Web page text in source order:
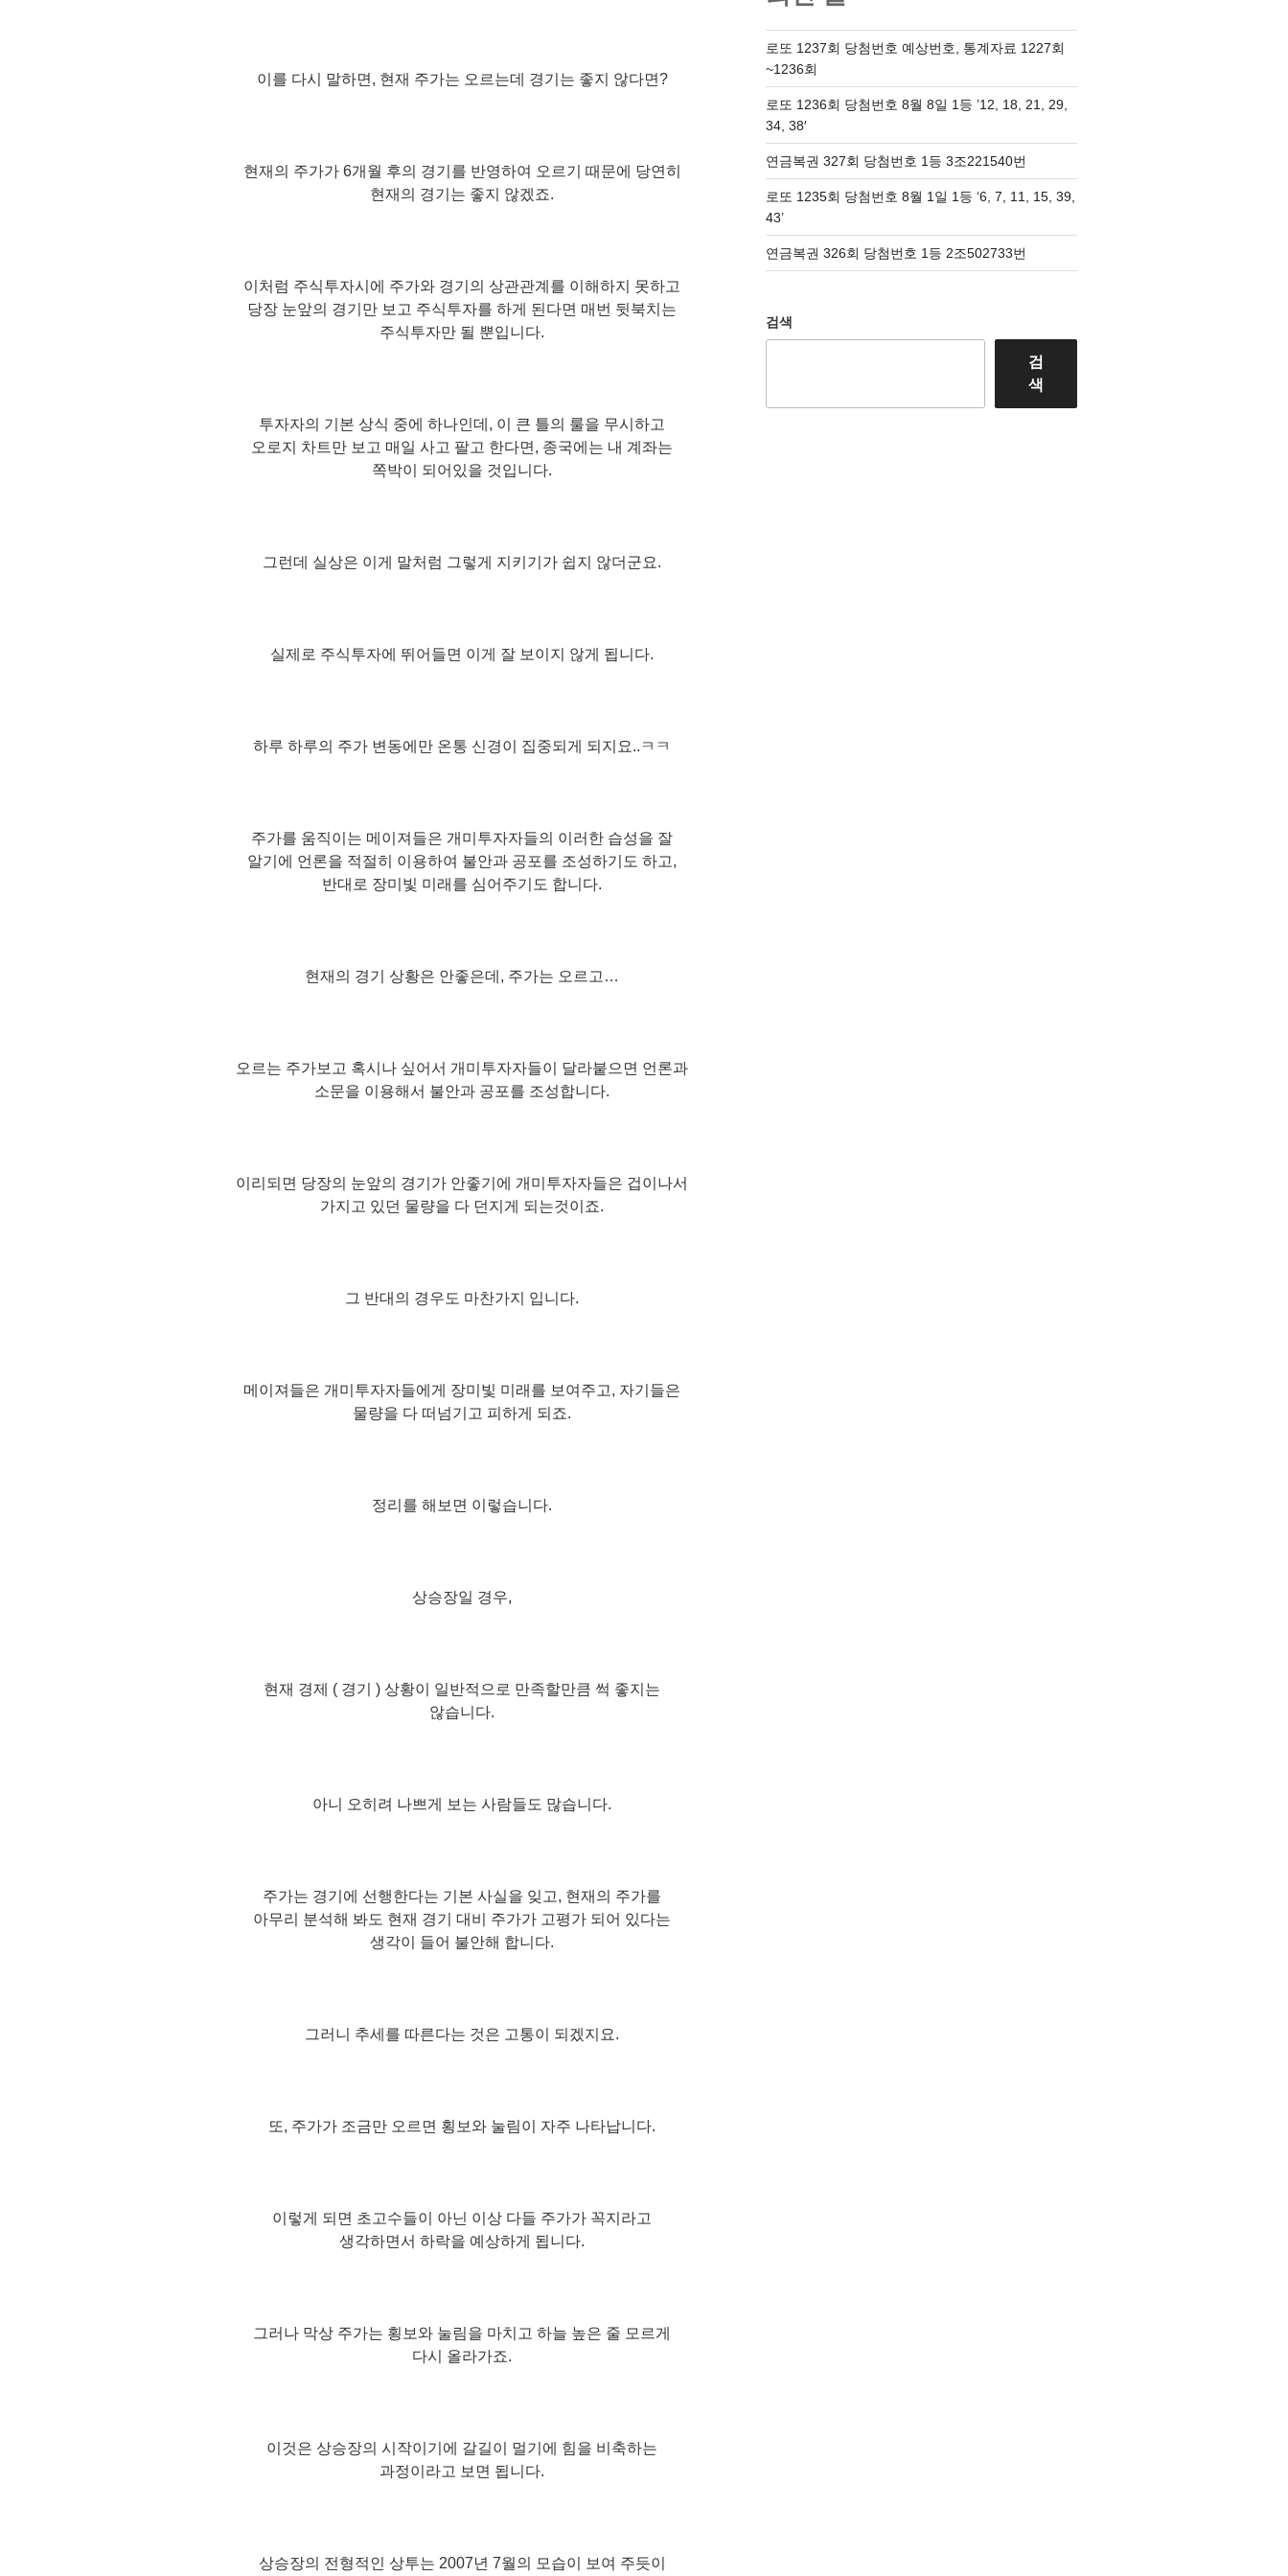
이를 다시 말하면, 현재 주가는 오르는데 경기는 좋지 않다면?
현재의 주가가 6개월 후의 경기를 반영하여 오르기 때문에 당연히
현재의 경기는 좋지 않겠죠.
이처럼 주식투자시에 주가와 경기의 상관관계를 이해하지 못하고
당장 눈앞의 경기만 보고 주식투자를 하게 된다면 매번 뒷북치는
주식투자만 될 뿐입니다.
투자자의 기본 상식 중에 하나인데, 이 큰 틀의 룰을 무시하고
오로지 차트만 보고 매일 사고 팔고 한다면, 종국에는 내 계좌는
쪽박이 되어있을 것입니다.
그런데 실상은 이게 말처럼 그렇게 지키기가 쉽지 않더군요.
실제로 주식투자에 뛰어들면 이게 잘 보이지 않게 됩니다.
하루 하루의 주가 변동에만 온통 신경이 집중되게 되지요..ㅋㅋ
주가를 움직이는 메이져들은 개미투자자들의 이러한 습성을 잘
알기에 언론을 적절히 이용하여 불안과 공포를 조성하기도 하고,
반대로 장미빛 미래를 심어주기도 합니다.
현재의 경기 상황은 안좋은데, 주가는 오르고…
오르는 주가보고 혹시나 싶어서 개미투자자들이 달라붙으면 언론과
소문을 이용해서 불안과 공포를 조성합니다.
이리되면 당장의 눈앞의 경기가 안좋기에 개미투자자들은 겁이나서
가지고 있던 물량을 다 던지게 되는것이죠.
그 반대의 경우도 마찬가지 입니다.
메이져들은 개미투자자들에게 장미빛 미래를 보여주고, 자기들은
물량을 다 떠넘기고 피하게 되죠.
정리를 해보면 이렇습니다.
상승장일 경우,
현재 경제 ( 경기 ) 상황이 일반적으로 만족할만큼 썩 좋지는
않습니다.
아니 오히려 나쁘게 보는 사람들도 많습니다.
주가는 경기에 선행한다는 기본 사실을 잊고, 현재의 주가를
아무리 분석해 봐도 현재 경기 대비 주가가 고평가 되어 있다는
생각이 들어 불안해 합니다.
그러니 추세를 따른다는 것은 고통이 되겠지요.
또, 주가가 조금만 오르면 횡보와 눌림이 자주 나타납니다.
이렇게 되면 초고수들이 아닌 이상 다들 주가가 꼭지라고
생각하면서 하락을 예상하게 됩니다.
그러나 막상 주가는 횡보와 눌림을 마치고 하늘 높은 줄 모르게
다시 올라가죠.
이것은 상승장의 시작이기에 갈길이 멀기에 힘을 비축하는
과정이라고 보면 됩니다.
상승장의 전형적인 상투는 2007년 7월의 모습이 보여 주듯이
로또 1237회 당첨번호 예상번호, 통계자료 1227회
~1236회
로또 1236회 당첨번호 8월 8일 1등 ’12, 18, 21, 29,
34, 38′
연금복권 327회 당첨번호 1등 3조221540번
로또 1235회 당첨번호 8월 1일 1등 ‘6, 7, 11, 15, 39,
43’
연금복권 326회 당첨번호 1등 2조502733번
검색
검
색